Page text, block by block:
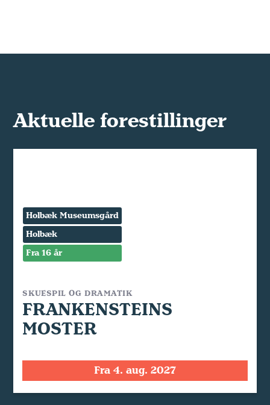
Aktuelle forestillinger
Holbæk Museumsgård
Holbæk
Fra 16 år
SKUESPIL OG DRAMATIK
FRANKENSTEINS
MOSTER
Fra 4. aug. 2027